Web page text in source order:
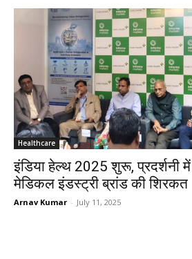
Healthcare
इंडिया हेल्थ 2025 शुरू, प्रदर्शनी
मेडिकल इंडस्ट्री ब्रांड की शिरकत
Arnav Kumar - July 11, 2025